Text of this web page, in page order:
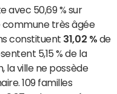
avec 50,69 % sur
commune très âgée
constituent 31,02 % de
5,15 % de la
la ville ne possède
109 familles